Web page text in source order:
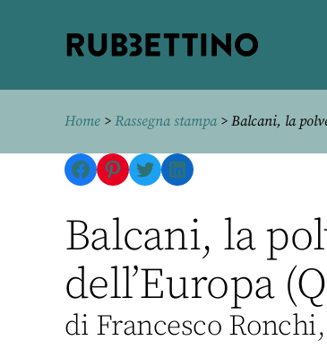
Home > Rassegna stampa> Balcani, la
Facebook
Pinterest
TwitterLinkedIn
Balcani, la
dell’Europa
di Francesco